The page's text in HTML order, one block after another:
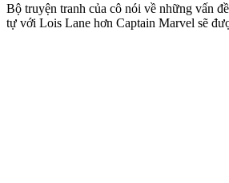
Bộ truyện tranh của cô nói về những vấn
tự với Lois Lane hơn Captain Marvel sẽ